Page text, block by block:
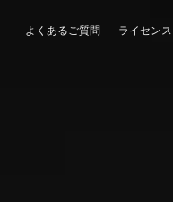
よくあるご質問 ライセン